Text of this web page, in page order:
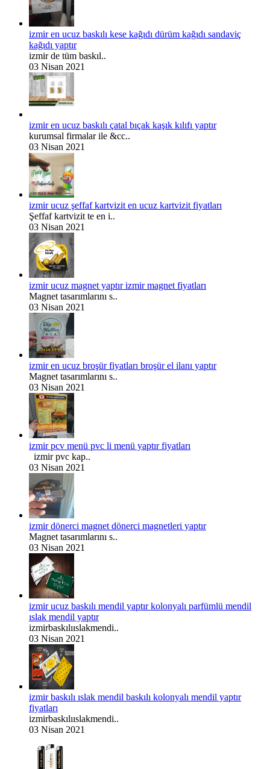
izmir en ucuz baskılı kese kağıdı dürüm kağıdı sandaviç
kağıdı yaptır
izmir de tüm baskıl..
03 Nisan 2021
izmir en ucuz baskılı çatal bıçak kaşık kılıfı yaptır
kurumsal firmalar ile &cc..
03 Nisan 2021
izmir ucuz şeffaf kartvizit en ucuz kartvizit fiyatları
Şeffaf kartvizit te en i..
03 Nisan 2021
izmir ucuz magnet yaptır izmir magnet fiyatları
Magnet tasarımlarını s..
03 Nisan 2021
izmir en ucuz broşür fiyatları broşür el ilanı yaptır
Magnet tasarımlarını s..
03 Nisan 2021
izmir pcv menü pvc li menü yaptır fiyatları
izmir pvc kap..
03 Nisan 2021
izmir dönerci magnet dönerci magnetleri yaptır
Magnet tasarımlarını s..
03 Nisan 2021
izmir ucuz baskılı mendil yaptır kolonyalı parfümlü mendil
ıslak mendil yaptır
izmirbaskılııslakmendi..
03 Nisan 2021
izmir baskılı ıslak mendil baskılı kolonyalı mendil yaptır
fiyatları
izmirbaskılııslakmendi..
03 Nisan 2021